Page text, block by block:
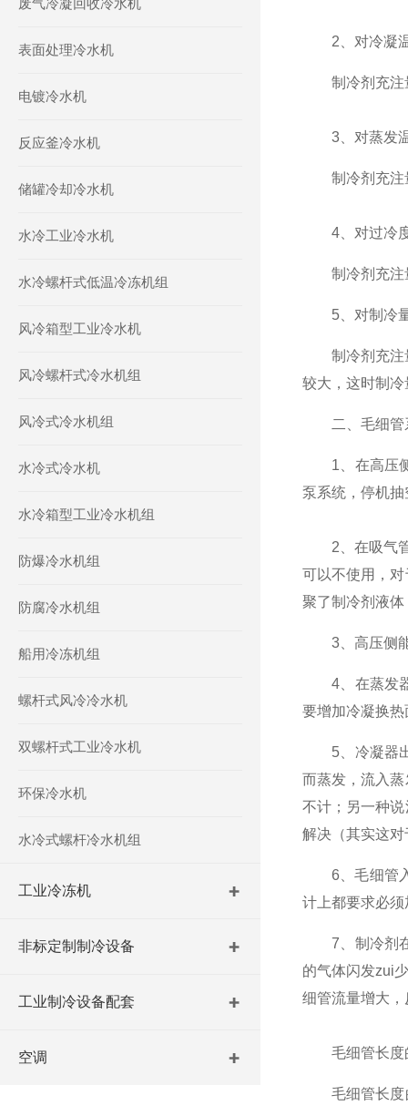
废气冷凝回收冷水机
表面处理冷水机
电镀冷水机
反应釜冷水机
储罐冷却冷水机
水冷工业冷水机
水冷螺杆式低温冷冻机组
风冷箱型工业冷水机
风冷螺杆式冷水机组
风冷式冷水机组
水冷式冷水机
水冷箱型工业冷水机组
防爆冷水机组
防腐冷水机组
船用冷冻机组
螺杆式风冷冷水机
双螺杆式工业冷水机
环保冷水机
水冷式螺杆冷水机组
工业冷冻机
非标定制制冷设备
工业制冷设备配套
空调
2、对冷凝温
制冷剂充注量
3、对蒸发温
制冷剂充注量
4、对过冷度
制冷剂充注量
5、对制冷量
制冷剂充注量
较大，这时制
二、毛细管
1、在高压侧
泵系统，停机
2、在吸气管
可以不使用，
聚了制冷剂液
3、高压侧能
4、在蒸发器
要增加冷凝换热
5、冷凝器出
而蒸发，流入
不计；另一种
解决（其实这
6、毛细管入
计上都要求必
7、制冷剂在
的气体闪发zui
细管流量增大
毛细管长度
毛细管长度的